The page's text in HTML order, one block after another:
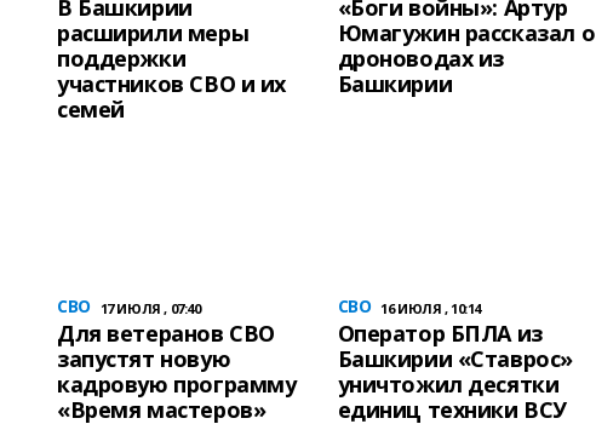
​В Башкирии
расширили меры
поддержки
участников СВО и их
семей
«Боги войны»: Артур
Юмагужин рассказал о
дроноводах из
Башкирии
СВО 17 ИЮЛЯ , 07:40
Для ветеранов СВО
запустят новую
кадровую программу
«Время мастеров»
СВО 16 ИЮЛЯ , 10:14
Оператор БПЛА из
Башкирии «Ставрос»
уничтожил десятки
единиц техники ВСУ